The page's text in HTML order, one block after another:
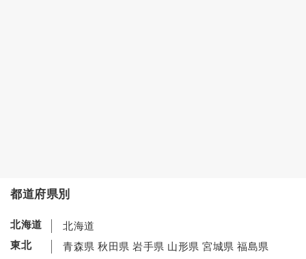
都道府県別
北海道
北海道
東北
青森県 秋田県 岩手県 山形県 宮城県 福島県